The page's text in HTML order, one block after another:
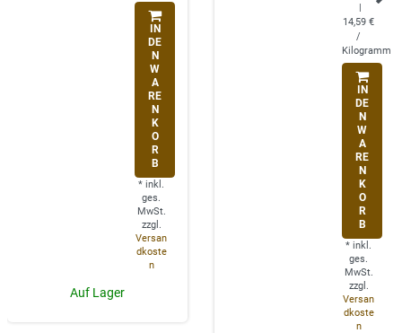
IN
DE
N
W
A
RE
N
K
O
R
B
* inkl.
ges.
MwSt.
zzgl.
Versan
dkoste
n
Auf Lager
|
14,59 €
/
Kilogramm
IN
DE
N
W
A
RE
N
K
O
R
B
* inkl.
ges.
MwSt.
zzgl.
Versan
dkoste
n